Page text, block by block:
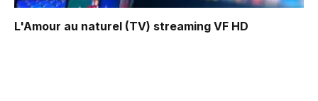
L'Amour au naturel (TV) streaming VF HD